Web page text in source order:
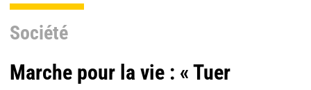
Société
Marche pour la vie : « Tuer